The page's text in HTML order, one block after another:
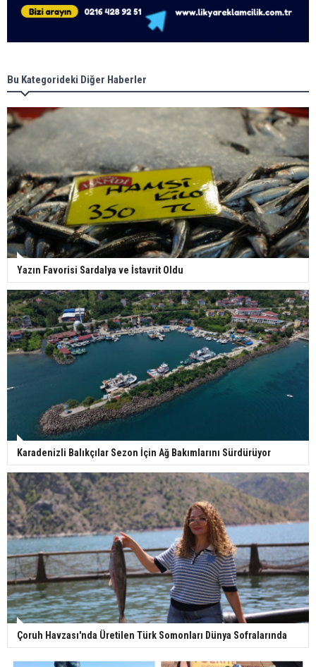
Bu Kategorideki Diğer Haberler
Yazın Favorisi Sardalya ve İstavrit Oldu
Karadenizli Balıkçılar Sezon İçin Ağ Bakımlarını Sürdürüyor
Çoruh Havzası'nda Üretilen Türk Somonları Dünya Sofralarında